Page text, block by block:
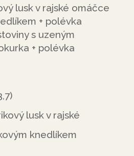
lusk v rajské omáčce
+ polévka
s uzeným
+ polévka
lusk v rajské
knedlíkem